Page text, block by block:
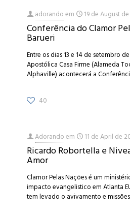
adorandoem 19 de August
Conferência do Clamor
Barueri
Entre os dias 13 e 14 de setembro
Apostólica Casa Firme (Alameda
Alphaville) acontecerá a
40
Adorandoem 11 de April de
Ricardo Robortella e
Amor
Clamor Pelas Nações é um
impacto evangelistico em Atlanta
tem levado o avivamento e